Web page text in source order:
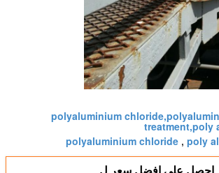
polyaluminium
treatment,poly
poly
,
polyaluminium chloride